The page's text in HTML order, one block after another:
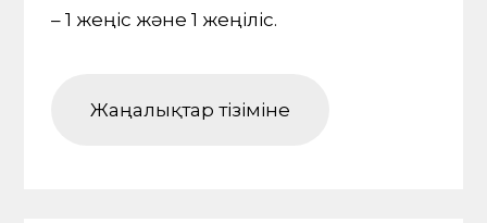
– 1 жеңіс және 1 жеңіліс.
Жаңалықтар тізіміне